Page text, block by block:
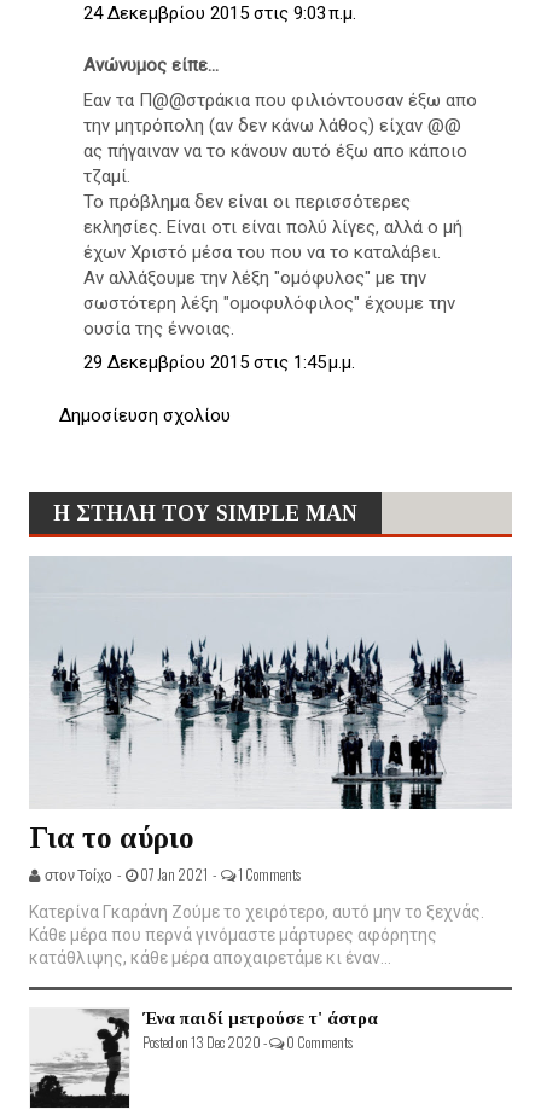
24 Δεκεμβρίου 2015 στις 9:03 π.μ.
Ανώνυμος είπε...
Εαν τα Π@@στράκια που φιλιόντουσαν έξω απο
την μητρόπολη (αν δεν κάνω λάθος) είχαν @@
ας πήγαιναν να το κάνουν αυτό έξω απο κάποιο
τζαμί.
Το πρόβλημα δεν είναι οι περισσότερες
εκλησίες. Είναι οτι είναι πολύ λίγες, αλλά ο μή
έχων Χριστό μέσα του που να το καταλάβει.
Αν αλλάξουμε την λέξη "ομόφυλος" με την
σωστότερη λέξη "ομοφυλόφιλος" έχουμε την
ουσία της έννοιας.
29 Δεκεμβρίου 2015 στις 1:45 μ.μ.
Δημοσίευση σχολίου
Η ΣΤΗΛΗ ΤΟΥ SIMPLE MAN
Για το αύριο
στον Τοίχο - 07 Jan 2021 - 1 Comments
Κατερίνα Γκαράνη Ζούμε το χειρότερο, αυτό μην το ξεχνάς.
Κάθε μέρα που περνά γινόμαστε μάρτυρες αφόρητης
κατάθλιψης, κάθε μέρα αποχαιρετάμε κι έναν...
Ένα παιδί μετρούσε τ' άστρα
Posted on 13 Dec 2020 - 0 Comments